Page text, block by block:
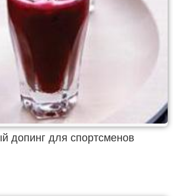
допинг для спортсменов